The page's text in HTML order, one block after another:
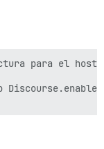
para el